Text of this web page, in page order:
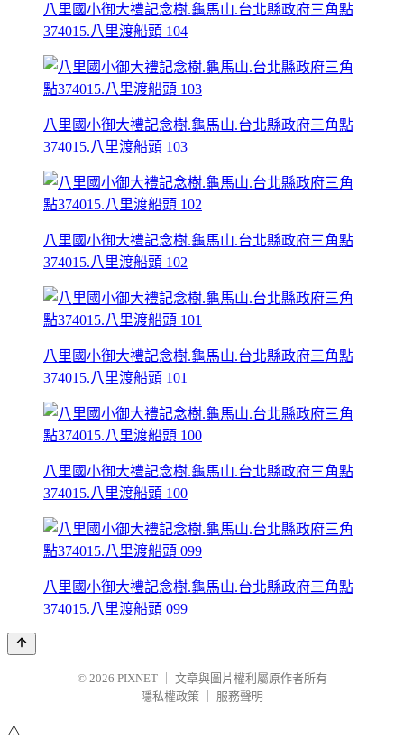
八里國小御大禮記念樹.龜馬山.台北縣政府三角點
374015.八里渡船頭 104
八里國小御大禮記念樹.龜馬山.台北縣政府三角點
374015.八里渡船頭 103
八里國小御大禮記念樹.龜馬山.台北縣政府三角點
374015.八里渡船頭 102
八里國小御大禮記念樹.龜馬山.台北縣政府三角點
374015.八里渡船頭 101
八里國小御大禮記念樹.龜馬山.台北縣政府三角點
374015.八里渡船頭 100
八里國小御大禮記念樹.龜馬山.台北縣政府三角點
374015.八里渡船頭 099
© 2026 PIXNET
文章與圖片權利屬原作者所有
隱私權政策
服務聲明
⚠️